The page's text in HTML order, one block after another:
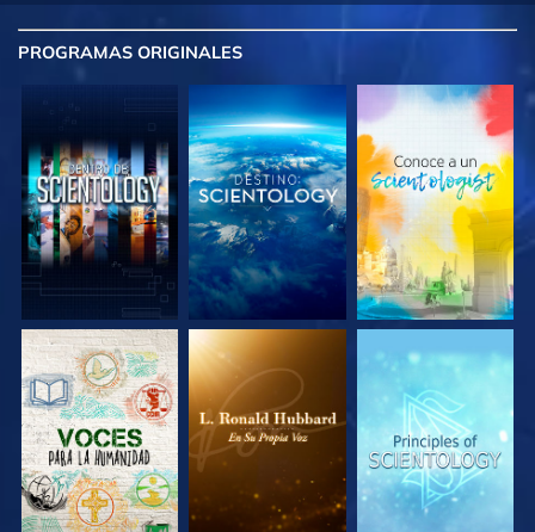
PROGRAMAS ORIGINALES
EXPLORA LAS
SERIES
EXPLORA LAS
SERIES
EXPLORA LAS
SERIES